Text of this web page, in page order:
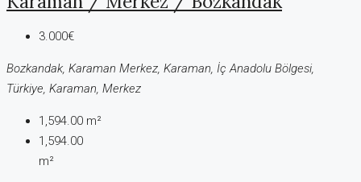
3.000€
Bozkandak, Karaman Merkez, Karaman, İç Anadolu Bölgesi,
Türkiye, Karaman, Merkez
1,594.00 m²
1,594.00
m²